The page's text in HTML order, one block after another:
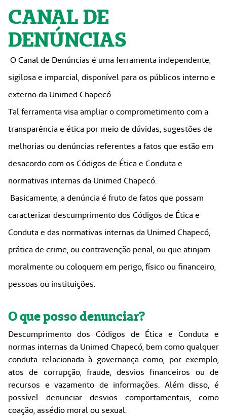
CANAL DE
DENÚNCIAS
O Canal de Denúncias é uma ferramenta independente,
sigilosa e imparcial, disponível para os públicos interno e
externo da Unimed Chapecó.
Tal ferramenta visa ampliar o comprometimento com a
transparência e ética por meio de dúvidas, sugestões de
melhorias ou denúncias referentes a fatos que estão em
desacordo com os Códigos de Ética e Conduta e
normativas internas da Unimed Chapecó.
Basicamente, a denúncia é fruto de fatos que possam
caracterizar descumprimento dos Códigos de Ética e
Conduta e das normativas internas da Unimed Chapecó,
prática de crime, ou contravenção penal, ou que atinjam
moralmente ou coloquem em perigo, físico ou financeiro,
pessoas ou instituições.
O que posso denunciar?
Descumprimento dos Códigos de Ética e Conduta e
normas internas da Unimed Chapecó, bem como qualquer
conduta relacionada à governança como, por exemplo,
atos de corrupção, fraude, desvios financeiros ou de
recursos e vazamento de informações. Além disso, é
possível denunciar desvios comportamentais, como
coação, assédio moral ou sexual.